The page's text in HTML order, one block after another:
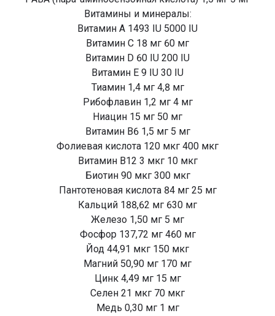
Витамины и минералы:
Витамин А 1493 IU 5000 IU
Витамин С 18 мг 60 мг
Витамин D 60 IU 200 IU
Витамин Е 9 IU 30 IU
Тиамин 1,4 мг 4,8 мг
Рибофлавин 1,2 мг 4 мг
Ниацин 15 мг 50 мг
Витамин В6 1,5 мг 5 мг
Фолиевая кислота 120 мкг 400 мкг
Витамин В12 3 мкг 10 мкг
Биотин 90 мкг 300 мкг
Пантотеновая кислота 84 мг 25 мг
Кальций 188,62 мг 630 мг
Железо 1,50 мг 5 мг
Фосфор 137,72 мг 460 мг
Йод 44,91 мкг 150 мкг
Магний 50,90 мг 170 мг
Цинк 4,49 мг 15 мг
Селен 21 мкг 70 мкг
Медь 0,30 мг 1 мг